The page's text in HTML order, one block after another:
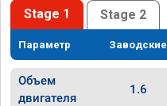
Stage 1 Stage 2
Параметр Заводские
Объем
двигателя
1.6